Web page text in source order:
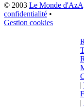
© 2003 Le Monde d'AzA
confidentialité •
Gestion cookies
|
|